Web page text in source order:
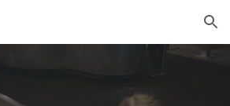
Skip to navigation